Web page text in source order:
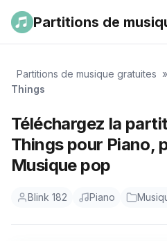
Partitions de
Partitions de musique gratuites »
Things
Téléchargez la
Things pour Piano,
Musique pop
Blink 182 Piano